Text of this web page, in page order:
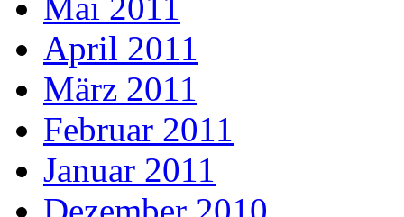
April 2011
März 2011
Februar 2011
Januar 2011